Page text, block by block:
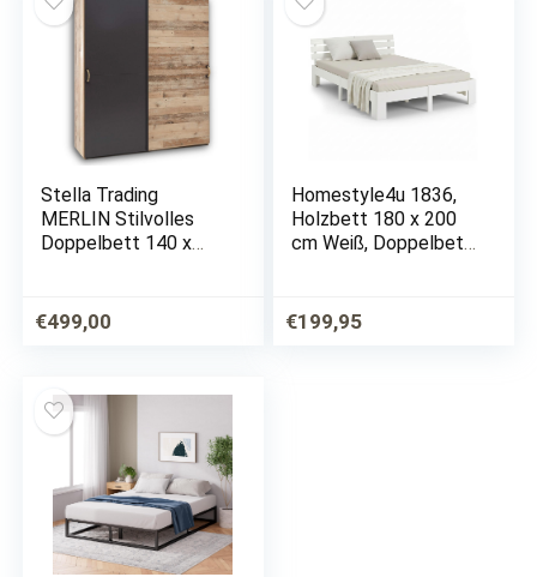
Stella Trading
MERLIN Stilvolles
Doppelbett 140 x
Jugendzimmer Bett in
Old Style Optik,
€499,00
Homestyle4u 1836,
Holzbett 180 x 200
cm Weiß, Doppelbett
€199,95